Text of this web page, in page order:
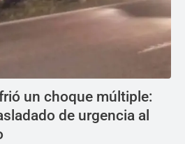
un choque múltiple:
de urgencia al